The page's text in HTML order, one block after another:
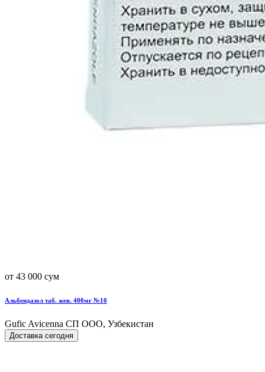
от 43 000 сум
Альбендазол таб. жев. 400мг №10
Gufic Avicenna СП ООО, Узбекистан
Доставка сегодня